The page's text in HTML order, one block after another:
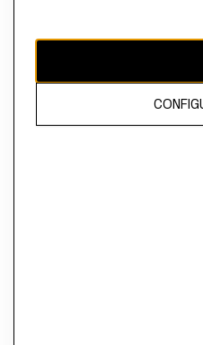
propiedad de H&M Hennes &